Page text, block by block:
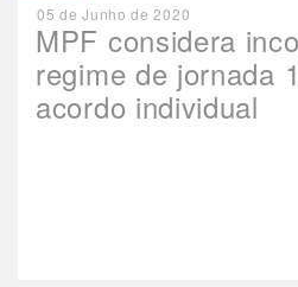
MPF considera
regime de jornada
acordo individual
05 de Junho de 2020